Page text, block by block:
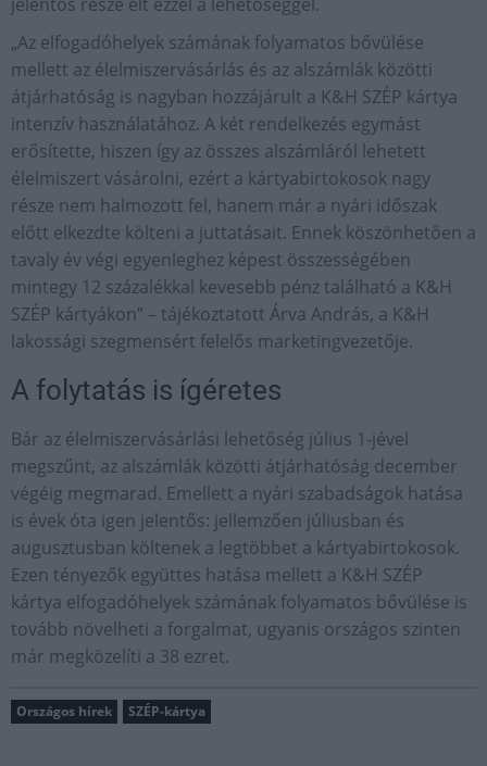
„Az elfogadóhelyek számának folyamatos bővülése
mellett az élelmiszervásárlás és az alszámlák közötti
átjárhatóság is nagyban hozzájárult a K&H SZÉP kártya
intenzív használatához. A két rendelkezés egymást
erősítette, hiszen így az összes alszámláról lehetett
élelmiszert vásárolni, ezért a kártyabirtokosok nagy
része nem halmozott fel, hanem már a nyári időszak
előtt elkezdte költeni a juttatásait. Ennek köszönhetően a
tavaly év végi egyenleghez képest összességében
mintegy 12 százalékkal kevesebb pénz található a K&H
SZÉP kártyákon” – tájékoztatott Árva András, a K&H
lakossági szegmensért felelős marketingvezetője.
A folytatás is ígéretes
Bár az élelmiszervásárlási lehetőség július 1-jével
megszűnt, az alszámlák közötti átjárhatóság december
végéig megmarad. Emellett a nyári szabadságok hatása
is évek óta igen jelentős: jellemzően júliusban és
augusztusban költenek a legtöbbet a kártyabirtokosok.
Ezen tényezők együttes hatása mellett a K&H SZÉP
kártya elfogadóhelyek számának folyamatos bővülése is
tovább növelheti a forgalmat, ugyanis országos szinten
már megközelíti a 38 ezret.
Országos hírek SZÉP-kártya